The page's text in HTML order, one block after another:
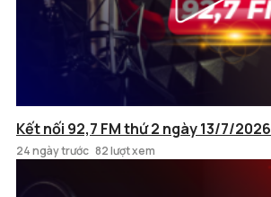
Kết nối 92,7 FM thứ 2 ngày 13/7/2026
24 ngày trước 82 lượt xem